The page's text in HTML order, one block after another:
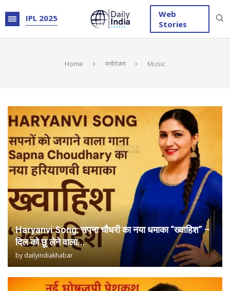
IPL 2025
Web
Stories
Home मनोरंजन Music
Haryanvi Song: सपना चौधरी का नया धमाका “ख्वाहिश” –
दिल को छू लेने वाला...
by dailyindiakhabar